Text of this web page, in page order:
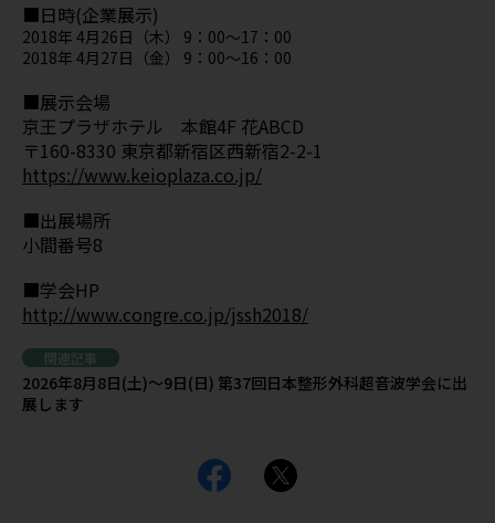
■日時(企業展示)
2018年 4月26日（木） 9：00～17：00
2018年 4月27日（金） 9：00～16：00
■展示会場
京王プラザホテル 本館4F 花ABCD
〒160-8330 東京都新宿区西新宿2-2-1
https://www.keioplaza.co.jp/
■出展場所
小間番号8
■学会HP
http://www.congre.co.jp/jssh2018/
関連記事
2026年8月8日(土)～9日(日) 第37回日本整形外科超音波学会に出
展します